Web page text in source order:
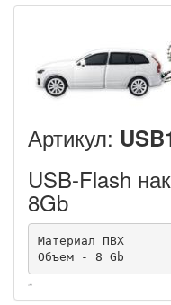
Артикул:
USB-Flash
8Gb
Материал ПВХ
Объем - 8 Gb